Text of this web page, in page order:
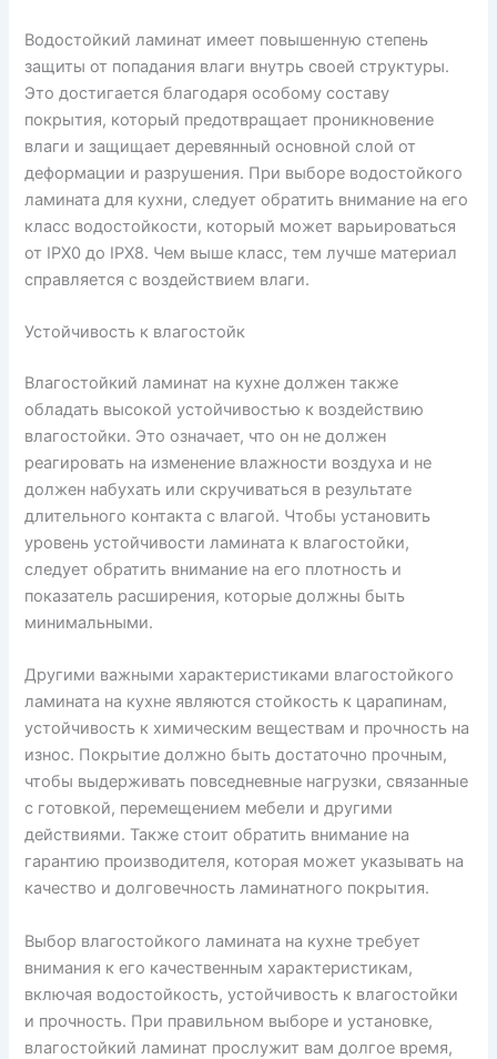
Водостойкий ламинат имеет повышенную степень
защиты от попадания влаги внутрь своей структуры.
Это достигается благодаря особому составу
покрытия, который предотвращает проникновение
влаги и защищает деревянный основной слой от
деформации и разрушения. При выборе водостойкого
ламината для кухни, следует обратить внимание на его
класс водостойкости, который может варьироваться
от IPX0 до IPX8. Чем выше класс, тем лучше материал
справляется с воздействием влаги.
Устойчивость к влагостойк
Влагостойкий ламинат на кухне должен также
обладать высокой устойчивостью к воздействию
влагостойки. Это означает, что он не должен
реагировать на изменение влажности воздуха и не
должен набухать или скручиваться в результате
длительного контакта с влагой. Чтобы установить
уровень устойчивости ламината к влагостойки,
следует обратить внимание на его плотность и
показатель расширения, которые должны быть
минимальными.
Другими важными характеристиками влагостойкого
ламината на кухне являются стойкость к царапинам,
устойчивость к химическим веществам и прочность на
износ. Покрытие должно быть достаточно прочным,
чтобы выдерживать повседневные нагрузки, связанные
с готовкой, перемещением мебели и другими
действиями. Также стоит обратить внимание на
гарантию производителя, которая может указывать на
качество и долговечность ламинатного покрытия.
Выбор влагостойкого ламината на кухне требует
внимания к его качественным характеристикам,
включая водостойкость, устойчивость к влагостойки
и прочность. При правильном выборе и установке,
влагостойкий ламинат прослужит вам долгое время,